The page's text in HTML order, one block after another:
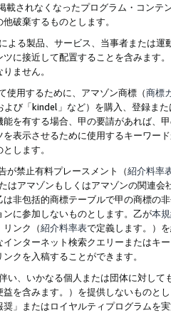
載されなくなったプログラム・コン
破棄するものとします。
よる製品、サービス、当事者または
に接近して配置することを含みます
りません。
使用するために、アマゾン商標（商標
よび「kindel」など）を購入、登録ま
を有する場合、甲の要請があれば、
表示させるために使用するキーワー
します。
が禁止有料プレースメント（紹介料率
はアマゾンもしくはアマゾンの関連
非包括的商標テーブルで甲の商標の
ンに参加しないものとします。乙が本
リンク（紹介料率表で定義します。）
ンターネット検索クエリーまたはキ
クを入稿することができます。
い、いかなる個人または団体に対し
を含みます。）を提供しないものと
」またはロイヤルティプログラムを